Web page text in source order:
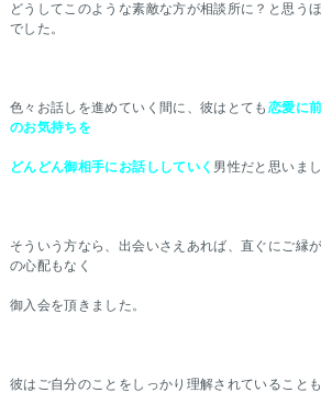
どうしてこのような素敵な方が相談所に？と思う
でした。
色々お話しを進めていく間に、彼はとても 恋愛に
のお気持ちを
どんどん御相手にお話ししていく 男性だと思いまし
そういう方なら、出会いさえあれば、直ぐにご縁
の心配もなく
御入会を頂きました。
彼はご自分のことをしっかり理解されていることも